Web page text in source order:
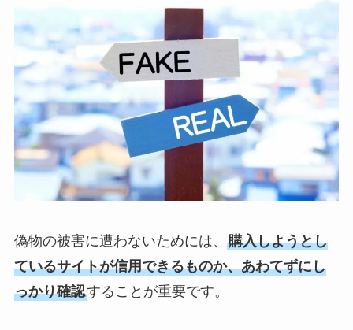
偽物の被害に遭わないためには、 購入しようとし
ているサイトが信用できるものか、あわてずにし
っかり確認することが重要です。